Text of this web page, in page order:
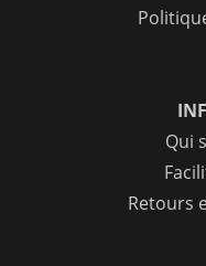
Qui
Retours